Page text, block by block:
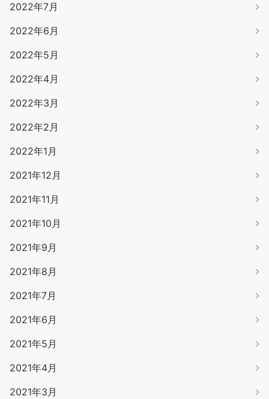
2022年7月
2022年6月
2022年5月
2022年4月
2022年3月
2022年2月
2022年1月
2021年12月
2021年11月
2021年10月
2021年9月
2021年8月
2021年7月
2021年6月
2021年5月
2021年4月
2021年3月